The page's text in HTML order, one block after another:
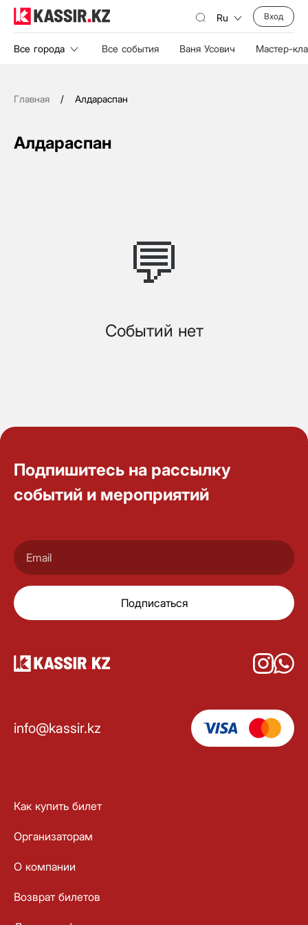
Ru Вход
Все города Все события Ваня Усович Мастер-
Главная / Алдараспан
Алдараспан
💬
Событий нет
Подпишитесь на рассылку
событий и мероприятий
Подписаться
info@kassir.kz
Как купить билет
Организаторам
О компании
Возврат билетов